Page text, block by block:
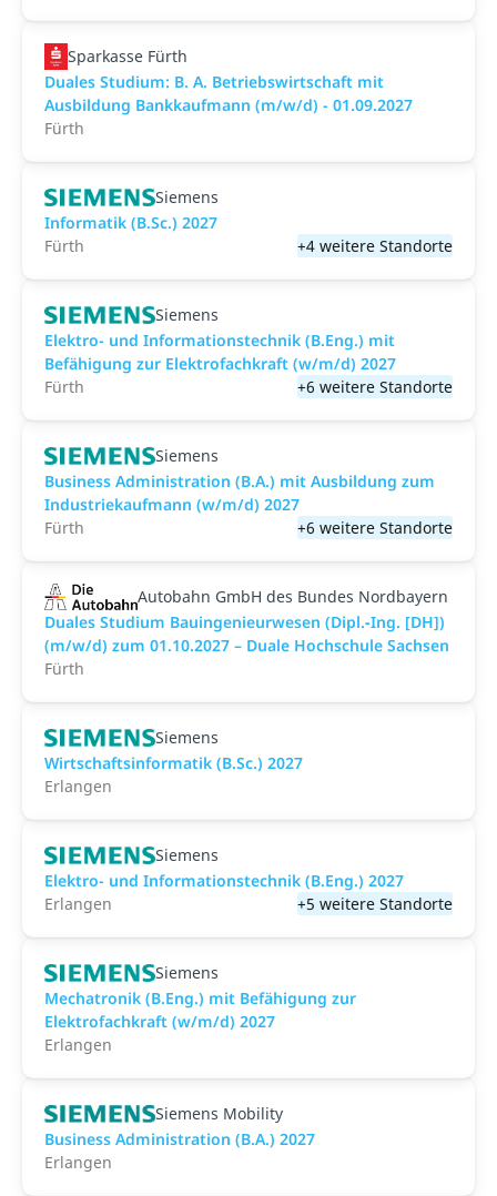
Sparkasse Fürth
Duales Studium: B. A. Betriebswirtschaft mit
Ausbildung Bankkaufmann (m/w/d) - 01.09.2027
Fürth
Siemens
Informatik (B.Sc.) 2027
Fürth
+4 weitere Standorte
Siemens
Elektro- und Informationstechnik (B.Eng.) mit
Befähigung zur Elektrofachkraft (w/m/d) 2027
Fürth
+6 weitere Standorte
Siemens
Business Administration (B.A.) mit Ausbildung zum
Industriekaufmann (w/m/d) 2027
Fürth
+6 weitere Standorte
Autobahn GmbH des Bundes Nordbayern
Duales Studium Bauingenieurwesen (Dipl.‑Ing. [DH])
(m/w/d) zum 01.10.2027 – Duale Hochschule Sachsen
Fürth
Siemens
Wirtschaftsinformatik (B.Sc.) 2027
Erlangen
Siemens
Elektro- und Informationstechnik (B.Eng.) 2027
Erlangen
+5 weitere Standorte
Siemens
Mechatronik (B.Eng.) mit Befähigung zur
Elektrofachkraft (w/m/d) 2027
Erlangen
Siemens Mobility
Business Administration (B.A.) 2027
Erlangen